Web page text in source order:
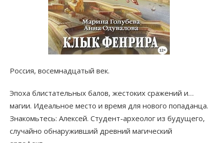
Россия, восемнадцатый век.
Эпоха блистательных балов, жестоких сражений и…
магии. Идеальное место и время для нового попаданца.
Знакомьтесь: Алексей. Студент-археолог из будущего,
случайно обнаруживший древний магический